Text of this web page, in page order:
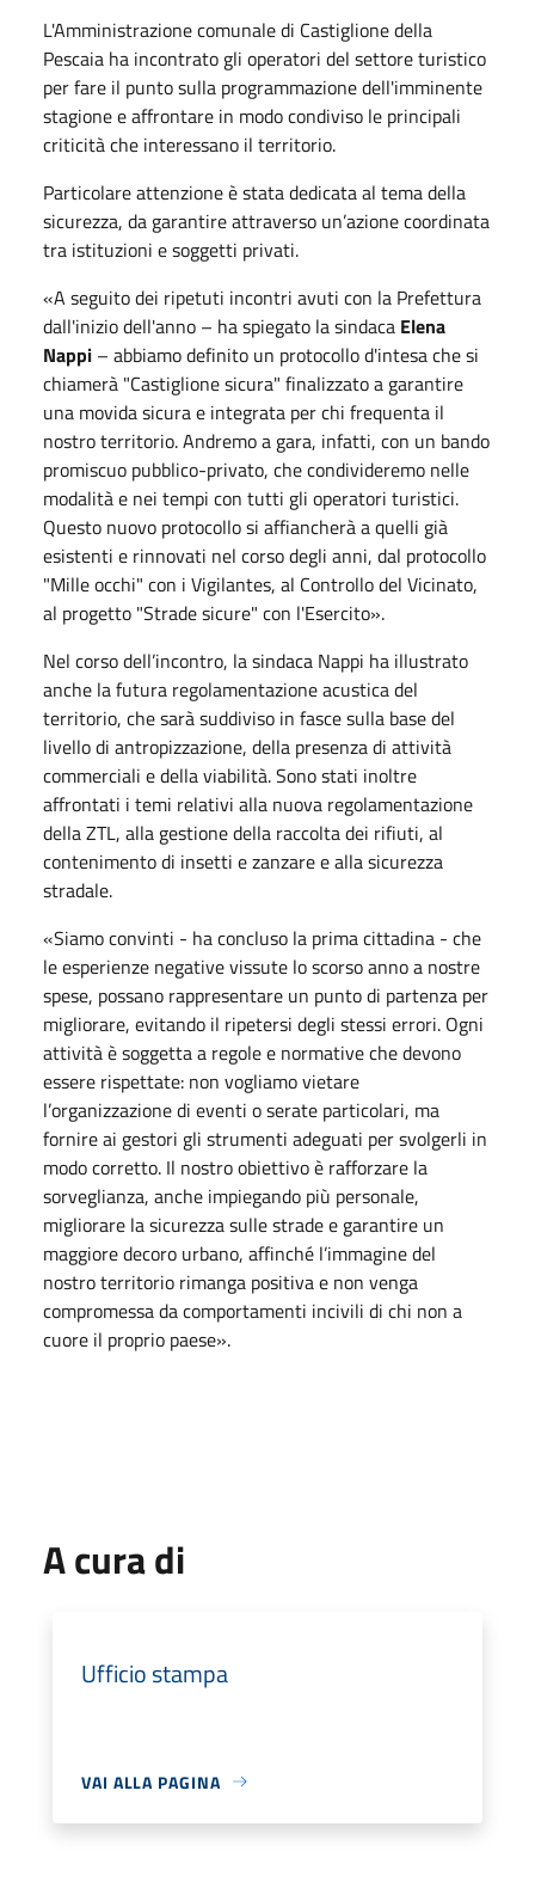
L'Amministrazione comunale di Castiglione della
Pescaia ha incontrato gli operatori del settore turistico
per fare il punto sulla programmazione dell'imminente
stagione e affrontare in modo condiviso le principali
criticità che interessano il territorio.
Particolare attenzione è stata dedicata al tema della
sicurezza, da garantire attraverso un’azione coordinata
tra istituzioni e soggetti privati.
«A seguito dei ripetuti incontri avuti con la Prefettura
dall'inizio dell'anno – ha spiegato la sindaca Elena
Nappi – abbiamo definito un protocollo d'intesa che si
chiamerà "Castiglione sicura" finalizzato a garantire
una movida sicura e integrata per chi frequenta il
nostro territorio. Andremo a gara, infatti, con un bando
promiscuo pubblico-privato, che condivideremo nelle
modalità e nei tempi con tutti gli operatori turistici.
Questo nuovo protocollo si affiancherà a quelli già
esistenti e rinnovati nel corso degli anni, dal protocollo
"Mille occhi" con i Vigilantes, al Controllo del Vicinato,
al progetto "Strade sicure" con l'Esercito».
Nel corso dell’incontro, la sindaca Nappi ha illustrato
anche la futura regolamentazione acustica del
territorio, che sarà suddiviso in fasce sulla base del
livello di antropizzazione, della presenza di attività
commerciali e della viabilità. Sono stati inoltre
affrontati i temi relativi alla nuova regolamentazione
della ZTL, alla gestione della raccolta dei rifiuti, al
contenimento di insetti e zanzare e alla sicurezza
stradale.
«Siamo convinti - ha concluso la prima cittadina - che
le esperienze negative vissute lo scorso anno a nostre
spese, possano rappresentare un punto di partenza per
migliorare, evitando il ripetersi degli stessi errori. Ogni
attività è soggetta a regole e normative che devono
essere rispettate: non vogliamo vietare
l’organizzazione di eventi o serate particolari, ma
fornire ai gestori gli strumenti adeguati per svolgerli in
modo corretto. Il nostro obiettivo è rafforzare la
sorveglianza, anche impiegando più personale,
migliorare la sicurezza sulle strade e garantire un
maggiore decoro urbano, affinché l’immagine del
nostro territorio rimanga positiva e non venga
compromessa da comportamenti incivili di chi non a
cuore il proprio paese».
A cura di
Ufficio stampa
VAI ALLA PAGINA